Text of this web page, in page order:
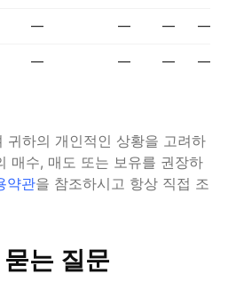
— — — —
— — — —
귀하의 개인적인 상황을 고려하
매수, 매도 또는 보유를 권장하
약관을 참조하시고 항상 직접 조
는 질문